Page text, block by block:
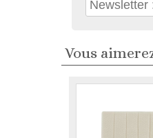
Vous